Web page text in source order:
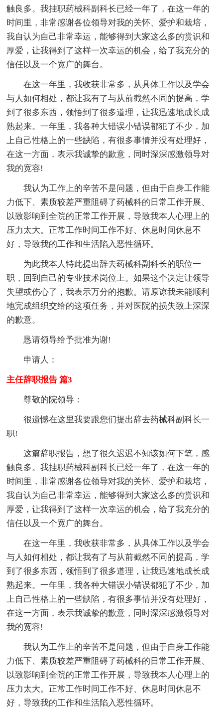
触良多。我挂职药械科副科长已经一年了，在这一年的
时间里，非常感谢各位领导对我的关怀、爱护和栽培，
我自认为自己非常幸运，能够得到大家这么多的赏识和
厚爱，让我得到了这样一次幸运的机会，给了我充分的
信任以及一个宽广的舞台。
在这一年里，我收获非常多，从具体工作以及学会
与人如何相处，都让我有了与从前截然不同的提高，学
到了很多东西，领悟到了很多道理，让我迅速地成长成
熟起来。一年里，我各种大错误小错误都犯了不少，加
上自己性格上的一些缺陷，有很多事情并没有处理好，
在这一方面，表示我诚挚的歉意，同时深深感激领导对
我的宽容!
我认为工作上的辛苦不是问题，但由于自身工作能
力低下、素质较差严重阻碍了药械科的日常工作开展、
以致影响到全院的正常工作开展，导致我本人心理上的
压力太大。正常工作时间工作不好、休息时间休息不
好，导致我的工作和生活陷入恶性循环。
为此我本人特此提出辞去药械科副科长的职位一
职，回到自己的专业技术岗位上。如果这个决定让领导
失望或伤心了，我表示万分的抱歉。请原谅我未能顺利
地完成组织交给的这项任务，并对医院的损失致上深深
的歉意。
恳请领导给予批准为谢!
申请人：
主任辞职报告 篇3
尊敬的院领导：
很遗憾在这里我要跟您们提出辞去药械科副科长一
职!
这篇辞职报告，想了很久迟迟不知该如何下笔，感
触良多。我挂职药械科副科长已经一年了，在这一年的
时间里，非常感谢各位领导对我的关怀、爱护和栽培，
我自认为自己非常幸运，能够得到大家这么多的赏识和
厚爱，让我得到了这样一次幸运的机会，给了我充分的
信任以及一个宽广的舞台。
在这一年里，我收获非常多，从具体工作以及学会
与人如何相处，都让我有了与从前截然不同的提高，学
到了很多东西，领悟到了很多道理，让我迅速地成长成
熟起来。一年里，我各种大错误小错误都犯了不少，加
上自己性格上的一些缺陷，有很多事情并没有处理好，
在这一方面，表示我诚挚的歉意，同时深深感激领导对
我的宽容!
我认为工作上的辛苦不是问题，但由于自身工作能
力低下、素质较差严重阻碍了药械科的日常工作开展、
以致影响到全院的正常工作开展，导致我本人心理上的
压力太大。正常工作时间工作不好、休息时间休息不
好，导致我的工作和生活陷入恶性循环。